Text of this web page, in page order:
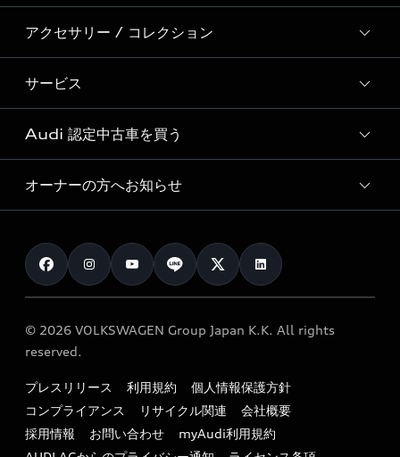
Audi Sport
Formula 1®
デジタルサービス
新車在庫検索
試乗車・展示車検索
見積り依頼
試乗予約
モデル一覧
特別仕様モデル / 限定モデル
e-tronラインアップ
価格シミュレーション
車両比較
カタログ一覧
アクセサリー / コレクション
純正アクセサリー
オンラインショップ
Audi collection
アウディナビアプリ
サービス
サービス入庫予約
サービスプログラム
メンテナンス
車検 / 定期点検
e-tronアフターサポート
myAudi
Audi 認定中古車を買う
Audi認定中古車
クオリティ
保証
メンテナンス
ファイナンス
キャンペーン / イベント
オーナーの方へお知らせ
お知らせ
オーナー様向けキャンペーン
特定整備適用車一覧
リサイクル法
よくある質問（FAQ）
© 2026 VOLKSWAGEN Group Japan K.K. All rights
reserved.
プレスリリース 利用規約
個人情報保護方針
コンプライアンス
リサイクル関連
会社概要
採用情報
お問い合わせ
myAudi利用規約